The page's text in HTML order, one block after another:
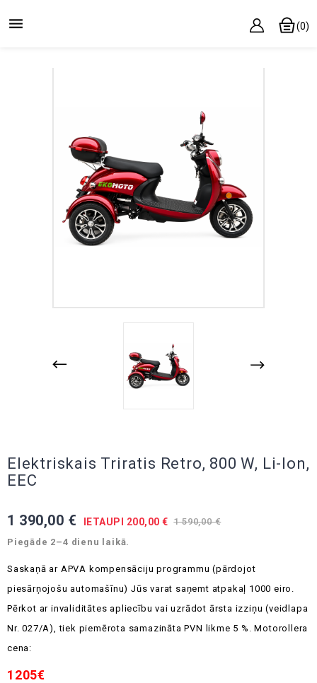
 (0)
Elektriskais Triratis Retro, 800 W, Li-Ion,
EEC
1 390,00 € IETAUPI 200,00 € 1 590,00 €
Piegāde 2–4 dienu laikā.
Saskaņā ar APVA kompensāciju programmu (pārdojot
piesārņojošu automašīnu) Jūs varat saņemt atpakaļ 1000 eiro.
Pērkot ar invaliditātes apliecību vai uzrādot ārsta izziņu (veidlapa
Nr. 027/A), tiek piemērota samazināta PVN likme 5 %.Motorollera
cena:
1205€